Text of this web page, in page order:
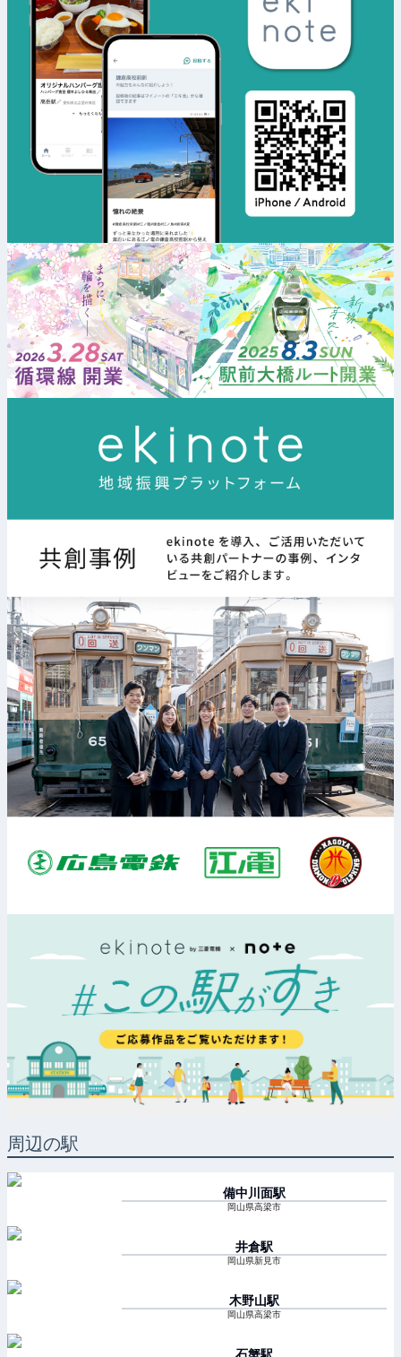
周辺の駅
備中川面駅
岡山県高梁市
井倉駅
岡山県新見市
木野山駅
岡山県高梁市